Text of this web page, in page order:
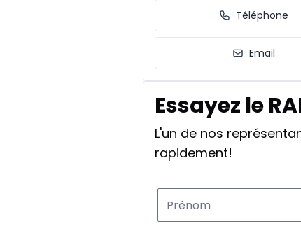
Téléphone
Email
Essayez le
L'un de nos
rapidement!